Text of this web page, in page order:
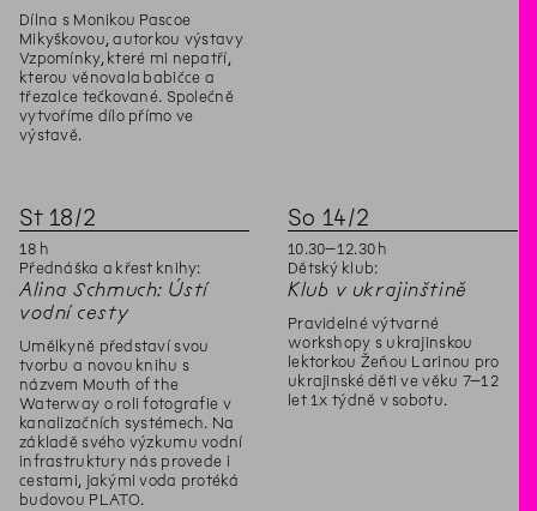
Dílna s Monikou Pascoe
Mikyškovou, autorkou výstavy
Vzpomínky, které mi nepatří,
kterou věnovala babičce a
třezalce tečkované. Společně
vytvoříme dílo přímo ve
výstavě.
St 18/2
18 h
Přednáška a křest knihy:
Alina Schmuch: Ústí
vodní cesty
Umělkyně představí svou
tvorbu a novou knihu s
názvem Mouth of the
Waterway o roli fotografie v
kanalizačních systémech. Na
základě svého výzkumu vodní
infrastruktury nás provede i
cestami, jakými voda protéká
budovou PLATO.
So 14/2
10.30–12.30 h
Dětský klub:
Klub v ukrajinštině
Pravidelné výtvarné
workshopy s ukrajinskou
lektorkou Žeňou Larinou pro
ukrajinské děti ve věku 7–12
let 1x týdně v sobotu.